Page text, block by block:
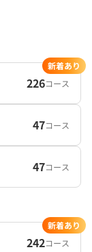
226コース
新着あり
47コース
47コース
242コース
新着あり